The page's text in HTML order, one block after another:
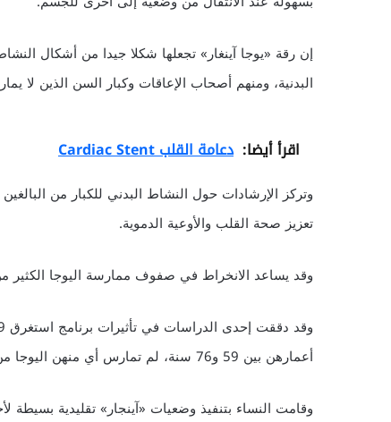
إن رقة «يوجا آينغار» تجعلها شكلا جيدا من أشكال
البدنية، ومنهم أصحاب الإعاقات وكبار السن الذين لا
اقرأ أيضا: دعامة القلب Cardiac Stent
وتركز الإرشادات حول النشاط البدني للكبار من
تعزيز صحة القلب والأوعية الدموية.
وقد يساعد الانخراط في صفوف ممارسة اليوجا
أعمارهن بين 59 و76 سنة، لم تمارس أي منهن اليوجا من قبل.
وقامت النساء بتنفيذ وضعيات «آينجار» تقليدية